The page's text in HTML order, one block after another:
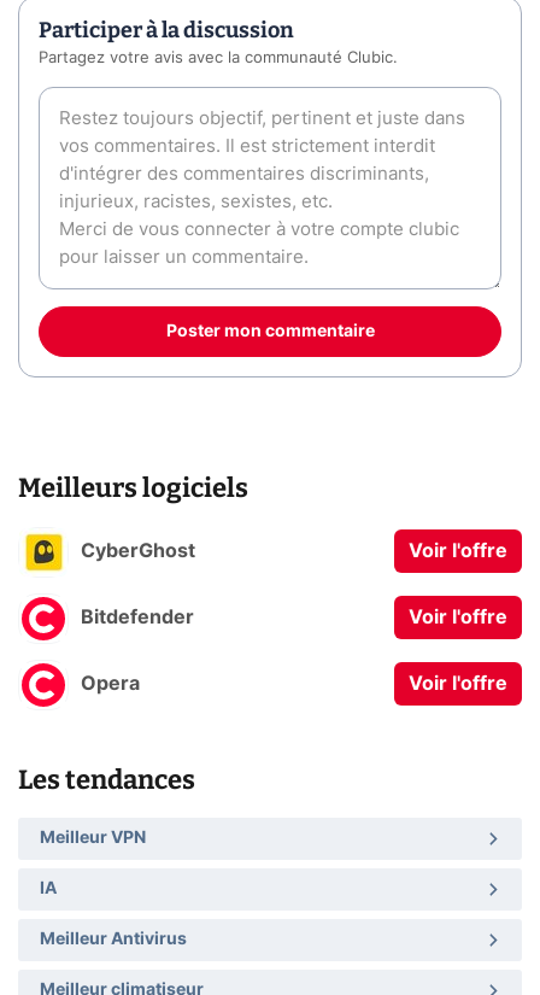
Participer à la discussion
Partagez votre avis avec la communauté Clubic.
Poster mon commentaire
Meilleurs logiciels
CyberGhost Voir l'offre
Bitdefender Voir l'offre
Opera Voir l'offre
Les tendances
Meilleur VPN
IA
Meilleur Antivirus
Meilleur climatiseur